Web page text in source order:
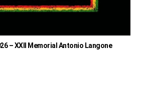
– XXII Memorial Antonio Langone